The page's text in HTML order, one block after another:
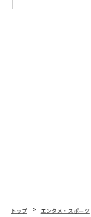
トップ エンタメ・スポーツ